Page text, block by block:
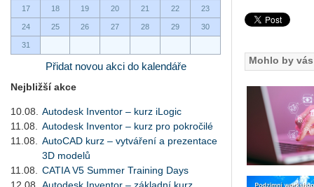
17 18 19 20 21 22 23
24 25 26 27 28 29 30
31
Přidat novou akci do kalendáře
Nejbližší akce
10.08.
Autodesk Inventor – kurz iLogic
11.08.
Autodesk Inventor – kurz pro pokročilé
11.08.
AutoCAD kurz – vytváření a prezentace
3D modelů
11.08.
CATIA V5 Summer Training Days
12.08.
Autodesk Inventor – základní kurz
Mohlo by